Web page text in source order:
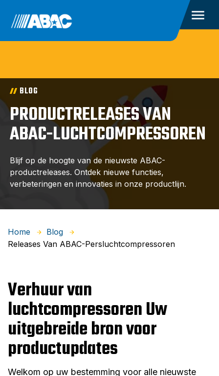
BLOG
PRODUCTRELEASES VAN
ABAC-LUCHTCOMPRESSOREN
Blijf op de hoogte van de nieuwste ABAC-
productreleases. Ontdek nieuwe functies,
verbeteringen en innovaties in onze productlijn.
Home
Blog
Releases Van ABAC-Persluchtcompressoren
Verhuur van
luchtcompressoren Uw
uitgebreide bron voor
productupdates
Welkom op uw bestemming voor alle nieuwste